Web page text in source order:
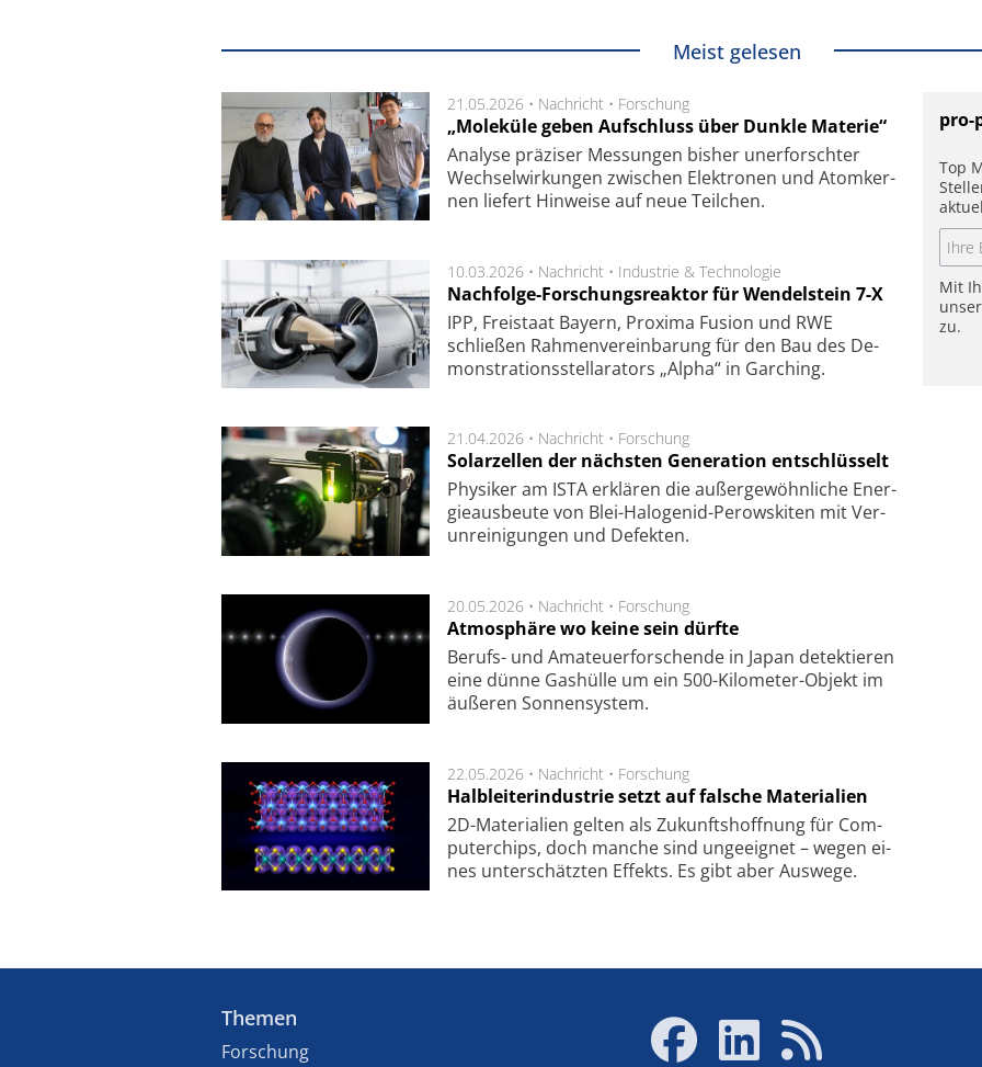
Meist gelesen
21.05.2026 • Nachricht • Forschung
„Moleküle geben Aufschluss über Dunkle Materie“
Analyse prä­zi­ser Mes­sung­en bis­her un­er­for­schter
Wech­sel­wir­kung­en zwi­schen Elek­tro­nen und Atom­ker­
nen lie­fert Hin­wei­se auf neue Teil­chen.
10.03.2026 • Nachricht • Industrie & Technologie
Nachfolge-Forschungsreaktor für Wendelstein 7-X
IPP, Frei­staat Bay­ern, Pro­xi­ma Fu­sion und RWE
schließen Rah­men­ver­ein­ba­rung für den Bau des De­
mon­stra­tions­stel­la­ra­tors „Alpha“ in Gar­ching.
21.04.2026 • Nachricht • Forschung
Solarzellen der nächsten Generation entschlüsselt
Physiker am ISTA er­klä­ren die außer­ge­wöhn­li­che Ener­
gie­aus­beu­te von Blei-Halo­ge­nid-Perows­ki­ten mit Ver­
unrei­ni­gung­en und De­fek­ten.
20.05.2026 • Nachricht • Forschung
Atmosphäre wo keine sein dürfte
Berufs- und Ama­teuer­for­schen­de in Japan de­tek­tie­ren
eine dün­ne Gas­hül­le um ein 500-Kilo­meter-Objekt im
äu­ße­ren Son­nen­sys­tem.
22.05.2026 • Nachricht • Forschung
Halbleiterindustrie setzt auf falsche Materialien
2D-Mate­ri­a­li­en gel­ten als Zu­kunfts­hoff­nung für Com­
pu­ter­chips, doch man­che sind un­ge­eig­net – we­gen ei­
nes un­ter­schätz­ten Ef­fekts. Es gibt aber Aus­we­ge.
pro-
Top
Mit
zu.
Themen
Forschung